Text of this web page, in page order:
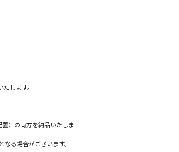
します。
）の両方を納品いたしま
る場合がございます。